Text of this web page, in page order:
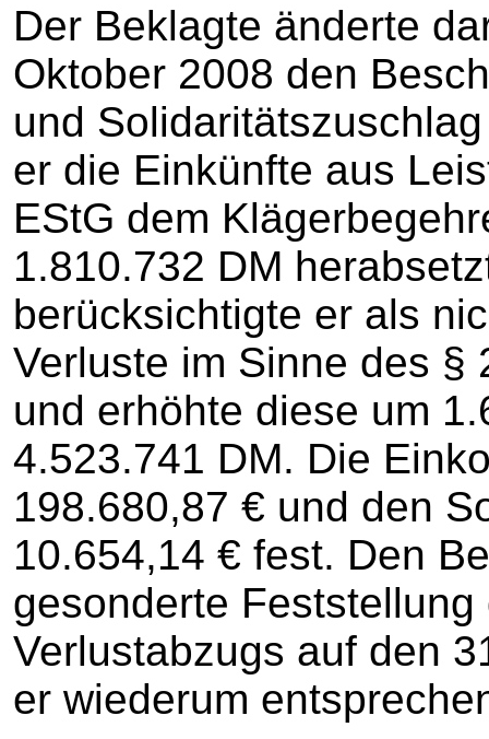
Der Beklagte änderte
Oktober 2008 den
und
er die Einkünfte aus
EStG dem
1.810.732 DM
berücksichtigte er als
Verluste im Sinne des §
und erhöhte diese um
4.523.741 DM. Die
198.680,87 € und den
10.654,14 € fest. Den
gesonderte
Verlustabzugs auf den
er wiederum